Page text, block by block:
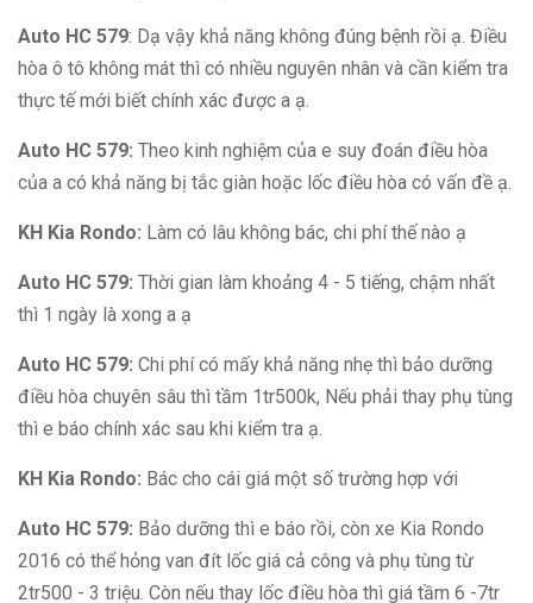
Auto HC 579: Dạ vậy khả năng không đúng bệnh rồi ạ. Điều
hòa ô tô không mát thì có nhiều nguyên nhân và cần kiểm tra
thực tế mới biết chính xác được a ạ.
Auto HC 579: Theo kinh nghiệm của e suy đoán điều hòa
của a có khả năng bị tắc giàn hoặc lốc điều hòa có vấn đề ạ.
KH Kia Rondo: Làm có lâu không bác, chi phí thế nào ạ
Auto HC 579: Thời gian làm khoảng 4 - 5 tiếng, chậm nhất
thì 1 ngày là xong a ạ
Auto HC 579: Chi phí có mấy khả năng nhẹ thì bảo dưỡng
điều hòa chuyên sâu thì tầm 1tr500k, Nếu phải thay phụ tùng
thì e báo chính xác sau khi kiểm tra ạ.
KH Kia Rondo: Bác cho cái giá một số trường hợp với
Auto HC 579: Bảo dưỡng thì e báo rồi, còn xe Kia Rondo
2016 có thể hỏng van đít lốc giá cả công và phụ tùng từ
2tr500 - 3 triệu. Còn nếu thay lốc điều hòa thì giá tầm 6 -7tr